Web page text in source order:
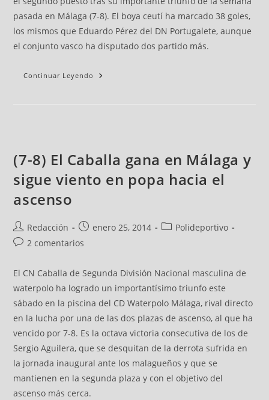
pasada en Málaga (7-8). El boya ceutí ha marcado 38 goles,
los mismos que Eduardo Pérez del DN Portugalete, aunque
el conjunto vasco ha disputado dos partido más.
Continuar Leyendo
(7-8) El Caballa gana en Málaga y
sigue viento en popa hacia el
ascenso
Redacción enero 25, 2014
Polideportivo
2 comentarios
El CN Caballa de Segunda División Nacional masculina de
waterpolo ha logrado un importantísimo triunfo este
sábado en la piscina del CD Waterpolo Málaga, rival directo
en la lucha por una de las dos plazas de ascenso, al que ha
vencido por 7-8. Es la octava victoria consecutiva de los de
Sergio Aguilera, que se desquitan de la derrota sufrida en
la jornada inaugural ante los malagueños y que se
mantienen en la segunda plaza y con el objetivo del
ascenso más cerca.